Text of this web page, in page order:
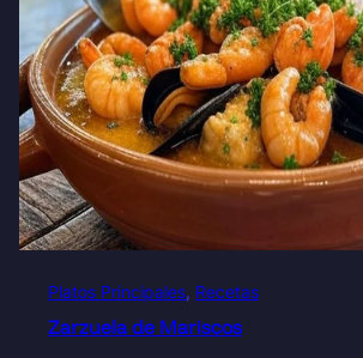
Platos Principales, Recetas
Zarzuela de Mariscos